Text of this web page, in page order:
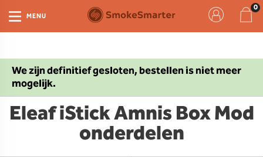
We zijn definitief gesloten, bestellen is niet meer
mogelijk.
MENU
Eleaf iStick Amnis Box Mod
onderdelen